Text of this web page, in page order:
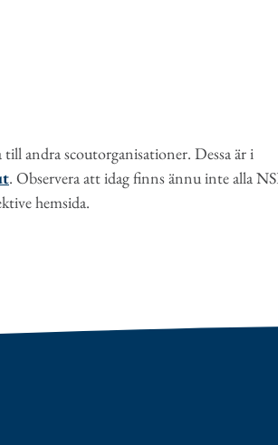
andra scoutorganisationer. Dessa är i
. Observera att idag finns ännu inte alla
hemsida.